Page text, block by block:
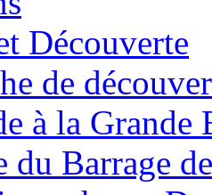
Découverte
de
à la Grande
du Barrage